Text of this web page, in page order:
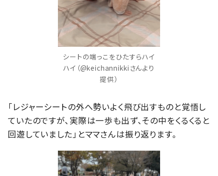
シートの端っこをひたすらハイ
ハイ（@keichannikkiさんより
提供）
「レジャーシートの外へ勢いよく飛び出すものと覚悟し
ていたのですが、実際は一歩も出ず、その中をくるくると
回遊していました」とママさんは振り返ります。